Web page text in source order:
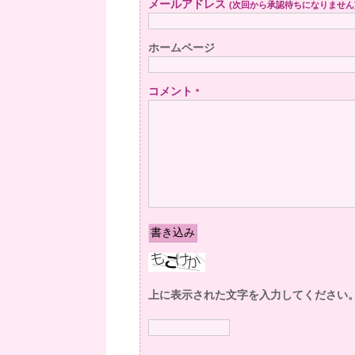
メールアドレス(次回から承認待ちになりませ
ホームページ
コメント*
上に表示された文字を入力してください